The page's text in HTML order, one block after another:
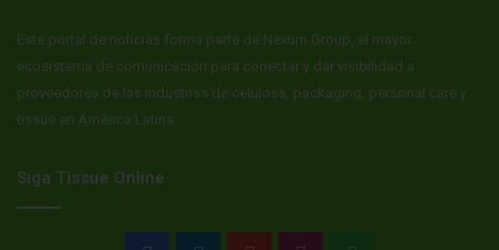
Este portal de noticias forma parte de Nexum Group, el mayor
ecosistema de comunicación para conectar y dar visibilidad a
proveedores de las industrias de celulosa, packaging, personal care y
tissue en América Latina.
Siga Tissue Online